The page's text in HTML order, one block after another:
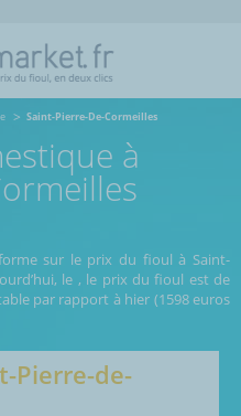
Saint-Pierre-De-Cormeilles
à
sur le prix du fioul à Saint-
le , le prix du fioul est de
par rapport à hier (1598 euros
Pierre-de-